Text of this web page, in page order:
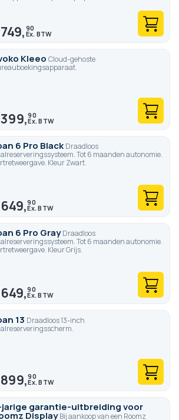
749,90
Kleeo Cloud-gehoste
399,90
6 Pro Black Draadloos
Tot 6 maanden autonomie.
Kleur Zwart.
649,90
6 Pro GrayDraadloos
Tot 6 maanden autonomie.
Kleur Grijs.
649,90
13 Draadloos 13-inch
899,90
garantie-uitbreiding voor
DisplayBij aankoop van een Roomz